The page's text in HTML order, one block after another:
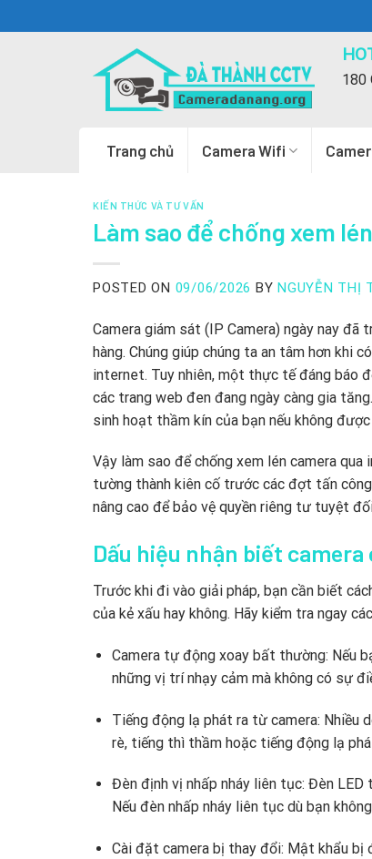
to
180
Trang chủ Camera Wifi
KIẾN THỨC VÀ TƯ VẤN
Làm sao để chống xem
POSTED ON 09/06/2026 BY NGUYỄN THỊ
Camera giám sát (IP Camera) ngày nay
hàng. Chúng giúp chúng ta an tâm hơn khi
internet. Tuy nhiên, một thực tế đáng báo
các trang web đen đang ngày càng gia
sinh hoạt thầm kín của bạn nếu không
Vậy làm sao để chống xem lén camera
tường thành kiên cố trước các đợt tấn
nâng cao để bảo vệ quyền riêng tư tuyệt
Dấu hiệu nhận biết camera
Trước khi đi vào giải pháp, bạn cần biết
của kẻ xấu hay không. Hãy kiểm tra ngay
Camera tự động xoay bất thường: Nếu
những vị trí nhạy cảm mà không có sự
Tiếng động lạ phát ra từ camera: Nhiều
rè, tiếng thì thầm hoặc tiếng động lạ
Đèn định vị nhấp nháy liên tục: Đèn
Nếu đèn nhấp nháy liên tục dù bạn
Cài đặt camera bị thay đổi: Mật khẩu